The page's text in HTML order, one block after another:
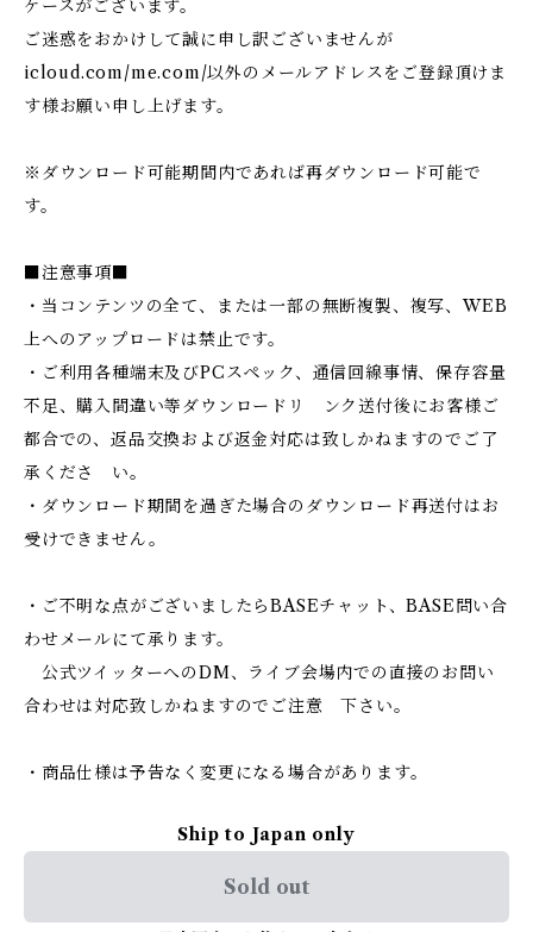
ケースがございます。
ご迷惑をおかけして誠に申し訳ございませんが
icloud.com/me.com/以外のメールアドレスをご登録頂けま
す様お願い申し上げます。
※ダウンロード可能期間内であれば再ダウンロード可能で
す。
■注意事項■
・当コンテンツの全て、または一部の無断複製、複写、WEB
上へのアップロードは禁止です。
・ご利用各種端末及びPCスペック、通信回線事情、保存容量
不足、購入間違い等ダウンロードリ ンク送付後にお客様ご
都合での、返品交換および返金対応は致しかねますのでご了
承くださ い。
・ダウンロード期間を過ぎた場合のダウンロード再送付はお
受けできません。
・ご不明な点がございましたらBASEチャット、BASE問い合
わせメールにて承ります。
公式ツイッターへのDM、ライブ会場内での直接のお問い
合わせは対応致しかねますのでご注意 下さい。
・商品仕様は予告なく変更になる場合があります。
Ship to Japan only
Sold out